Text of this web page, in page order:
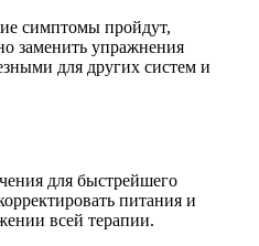
симптомы пройдут,
заменить упражнения
для других систем и
для быстрейшего
питания и
всей терапии.